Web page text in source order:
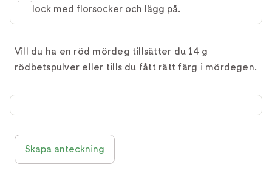
lock med florsocker och lägg på.
Vill du ha en röd mördeg tillsätter du 14 g
rödbetspulver eller tills du fått rätt färg i mördegen.
Skapa anteckning